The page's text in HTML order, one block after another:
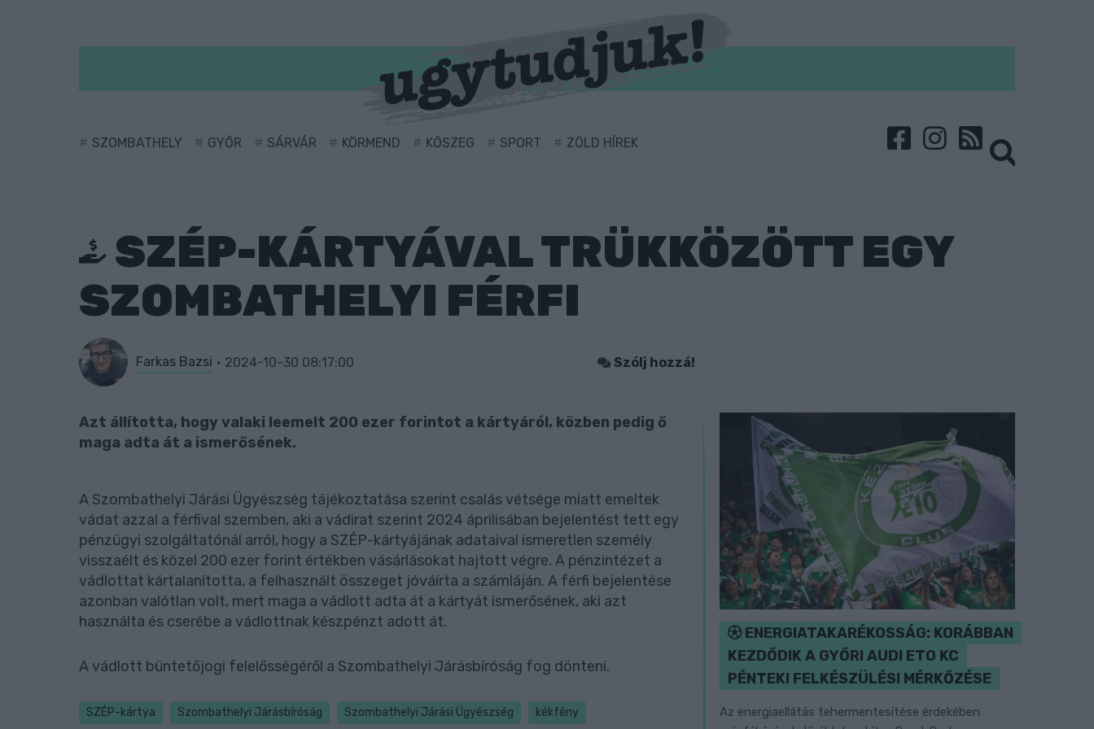
SZOMBATHELY GYŐR SÁRVÁR KÖRMEND KŐSZEG SPORT ZÖLD HÍREK
SZÉP-KÁRTYÁVAL TRÜKKÖZÖTT EGY
SZOMBATHELYI FÉRFI
Farkas Bazsi 2024-10-30 08:17:00 Szólj hozzá!
Azt állította, hogy valaki leemelt 200 ezer forintot a kártyáról, közben pedig ő
maga adta át a ismerősének.
A Szombathelyi Járási Ügyészség tájékoztatása szerint csalás vétsége miatt emeltek
vádat azzal a férfival szemben, aki a vádirat szerint 2024 áprilisában bejelentést tett egy
pénzügyi szolgáltatónál arról, hogy a SZÉP-kártyájának adataival ismeretlen személy
visszaélt és közel 200 ezer forint értékben vásárlásokat hajtott végre. A pénzintézet a
vádlottat kártalanította, a felhasznált összeget jóváírta a számláján. A férfi bejelentése
azonban valótlan volt, mert maga a vádlott adta át a kártyát ismerősének, aki azt
használta és cserébe a vádlottnak készpénzt adott át.
A vádlott büntetőjogi felelősségéről a Szombathelyi Járásbíróság fog dönteni.
SZÉP-kártya Szombathelyi Járásbíróság Szombathelyi Járási Ügyészség kékfény
ENERGIATAKARÉKOSSÁG: KORÁBBAN
KEZDŐDIK A GYŐRI AUDI ETO KC
PÉNTEKI FELKÉSZÜLÉSI MÉRKŐZÉSE
Az energiaellátás tehermentesítése érdekében